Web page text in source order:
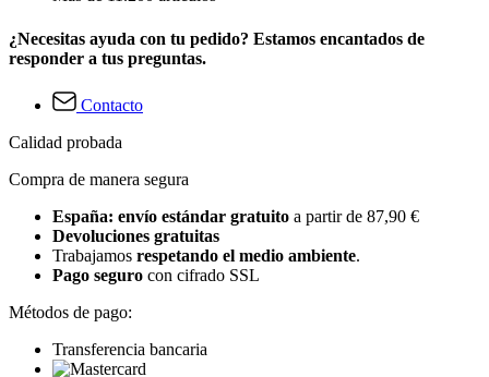
¿Necesitas ayuda con tu pedido? Estamos encantados de
responder a tus preguntas.
Contacto
Calidad probada
Compra de manera segura
España: envío estándar gratuito a partir de 87,90 €
Devoluciones gratuitas
Trabajamos respetando el medio ambiente.
Pago seguro con cifrado SSL
Métodos de pago:
Transferencia bancaria